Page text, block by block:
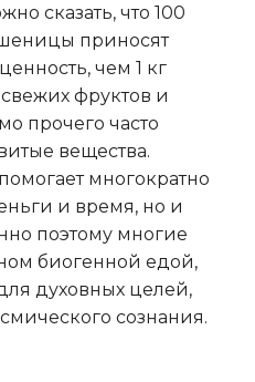
сказать, что 100
приносят
чем 1 кг
фруктов и
прочего часто
вещества.
многократно
и время, но и
поэтому многие
биогенной едой,
духовных целей,
сознания.